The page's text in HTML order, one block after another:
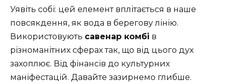
Уявіть собі: цей елемент вплітається в наше
повсякдення, як вода в берегову лінію.
Використовують савенар комбі в
різноманітних сферах так, що від цього дух
захоплює. Від фінансів до культурних
маніфестацій. Давайте зазирнемо глибше.